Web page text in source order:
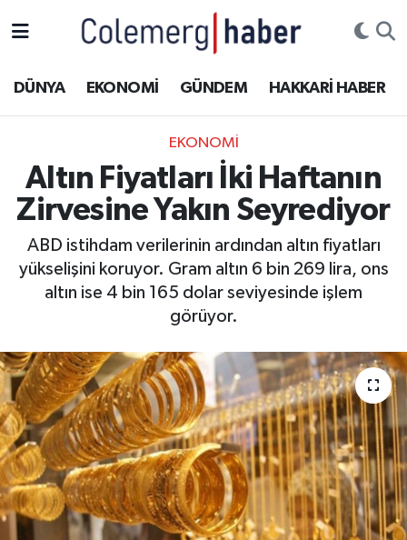
DÜNYA EKONOMİ GÜNDEM HAKKARİ HABER
EKONOMİ
Altın Fiyatları İki Haftanın
Zirvesine Yakın Seyrediyor
ABD istihdam verilerinin ardından altın fiyatları
yükselişini koruyor. Gram altın 6 bin 269 lira, ons
altın ise 4 bin 165 dolar seviyesinde işlem
görüyor.
ASAYİŞ
DOĞA
DÜNYA
EĞİTİM
GÜNDEM
Hakkari Haber
İLGİNÇ HABERLER
KADIN
Hakkâri Hava Durumu
Hakkari Namaz Vakitleri
Hakkâri Trafik Yoğunluk Haritası
Süper Lig Puan Durumu ve Fikstür
Tüm Manşetler
Haber Arşivi